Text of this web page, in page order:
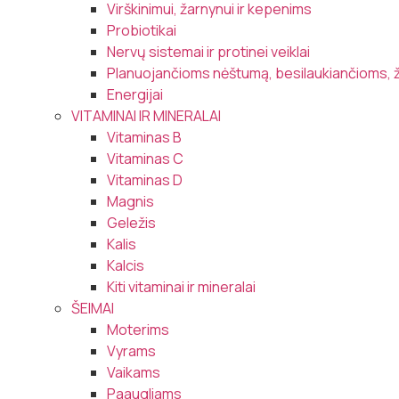
Virškinimui, žarnynui ir kepenims
Probiotikai
Nervų sistemai ir protinei veiklai
Planuojančioms nėštumą, besilaukiančioms,
Energijai
VITAMINAI IR MINERALAI
Vitaminas B
Vitaminas C
Vitaminas D
Magnis
Geležis
Kalis
Kalcis
Kiti vitaminai ir mineralai
ŠEIMAI
Moterims
Vyrams
Vaikams
Paaugliams